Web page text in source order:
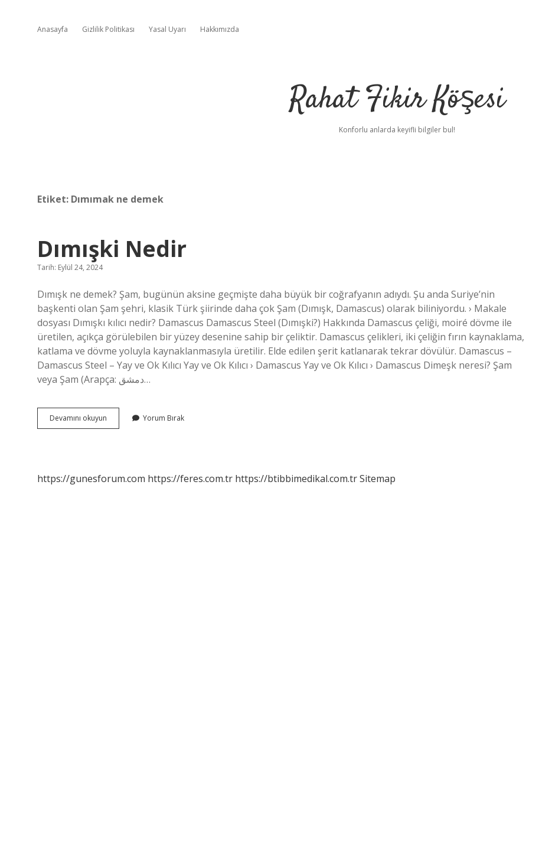
Anasayfa Gizlilik Politikası Yasal Uyarı Hakkımızda
Rahat Fikir Köşesi
Konforlu anlarda keyifli bilgiler bul!
Etiket: Dımımak ne demek
Dımışki Nedir
Tarih: Eylül 24, 2024
Dımışk ne demek? Şam, bugünün aksine geçmişte daha büyük bir coğrafyanın adıydı. Şu anda Suriye’nin
başkenti olan Şam şehri, klasik Türk şiirinde daha çok Şam (Dımışk, Damascus) olarak biliniyordu. › Makale
dosyası Dımışkı kılıcı nedir? Damascus Damascus Steel (Dımışki?) Hakkında Damascus çeliği, moiré dövme ile
üretilen, açıkça görülebilen bir yüzey desenine sahip bir çeliktir. Damascus çelikleri, iki çeliğin fırın kaynaklama,
katlama ve dövme yoluyla kaynaklanmasıyla üretilir. Elde edilen şerit katlanarak tekrar dövülür. Damascus –
Damascus Steel – Yay ve Ok Kılıcı Yay ve Ok Kılıcı › Damascus Yay ve Ok Kılıcı › Damascus Dimeşk neresi? Şam
veya Şam (Arapça: دمشق…
Devamını okuyun
Nedir
Yorum Bırak
https://gunesforum.com https://feres.com.tr https://btibbimedikal.com.trSitemap